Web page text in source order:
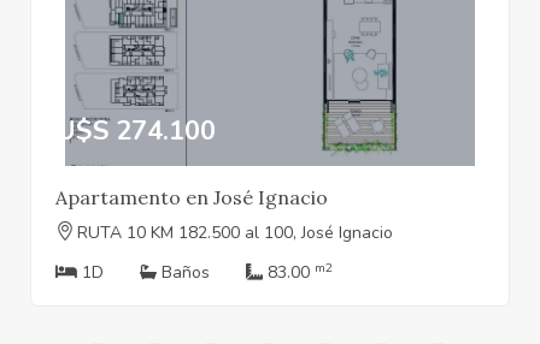
U$S 274.100
Apartamento en José Ignacio
RUTA 10 KM 182.500 al 100, José Ignacio
1D
Baños 83.00 m2